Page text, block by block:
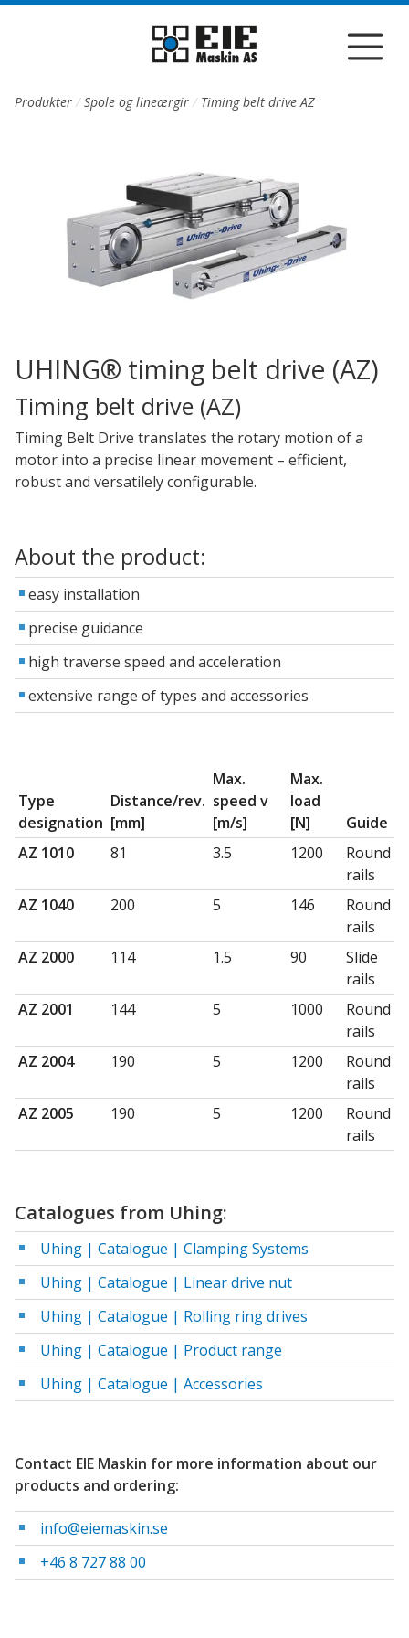
Till sidans huvudinnehåll
Produkter Spole og lineærgir Timing belt drive AZ
UHING® timing belt drive (AZ)
Timing belt drive (AZ)
Timing Belt Drive translates the rotary motion of a
motor into a precise linear movement – efficient,
robust and versatilely configurable.
About the product:
easy installation
precise guidance
high traverse speed and acceleration
extensive range of types and accessories
Type
designation
Distance/rev.
[mm]
Max.
speed v
[m/s]
Max.
load
[N]
Guide
AZ 1010
81 3.5 1200
Round
rails
AZ 1040
200 5 146
Round
rails
AZ 2000
114 1.5 90
Slide
rails
AZ 2001
144 5 1000
Round
rails
AZ 2004
190 5 1200
Round
rails
AZ 2005
190 5 1200
Round
rails
Catalogues from Uhing:
Uhing | Catalogue | Clamping Systems
Uhing | Catalogue | Linear drive nut
Uhing | Catalogue | Rolling ring drives
Uhing | Catalogue | Product range
Uhing | Catalogue | Accessories
Contact EIE Maskin for more information about our
products and ordering:
info@eiemaskin.se
+46 8 727 88 00